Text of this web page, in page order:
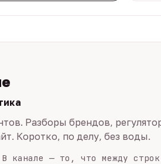
Разборы брендов,
Коротко, по делу, без воды.
канале — то, что между